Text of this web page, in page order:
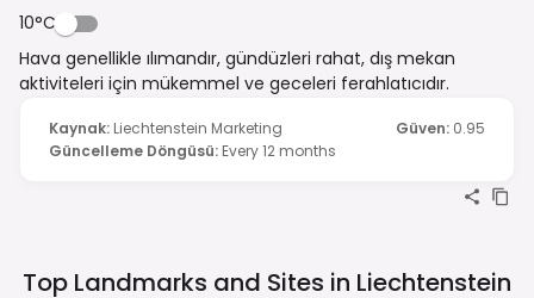
10°C
Hava genellikle ılımandır, gündüzleri rahat, dış mekan
aktiviteleri için mükemmel ve geceleri ferahlatıcıdır.
Kaynak: Liechtenstein Marketing Güven: 0.95
Güncelleme Döngüsü: Every 12 months
Top Landmarks and Sites in Liechtenstein